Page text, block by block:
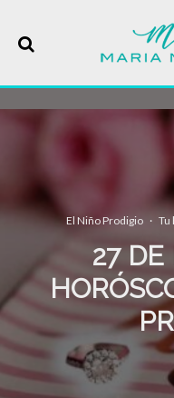
El Niño Prodigio · Tu
27 DE